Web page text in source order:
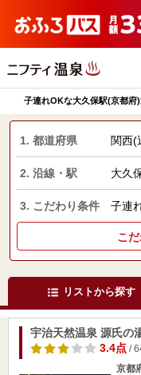
子連れOKな大久保駅(京都府
1. 都道府県 関西(
2. 沿線・駅 大久
3. こだわり条件 子連
こ
リストから探す
宇治天然温泉 源氏の
3.4点/
京都